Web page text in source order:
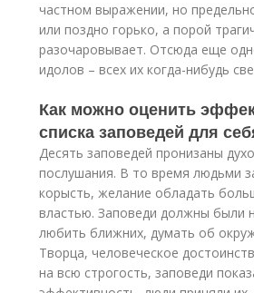
частном выражении, но
или поздно горько, а порой
разочаровывает. Отсюда еще
идолов – всех их когда-нибудь
Как можно оценить
списка заповедей для
Десять заповедей пронизаны
послушания. В то время людьми
корысть, желание обладать
властью. Заповеди должны были
любить ближних, думать об
Творца, человеческое
на всю строгость, заповеди